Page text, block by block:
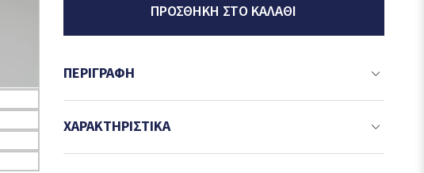
ΠΡΟΣΘΉΚΗ ΣΤΟ ΚΑΛΆΘΙ
ΠΕΡΙΓΡΑΦΉ
ΧΑΡΑΚΤΗΡΙΣΤΙΚΆ